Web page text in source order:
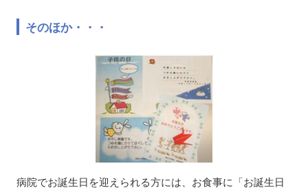
そのほか・・・
病院でお誕生日を迎えられる方には、お食事に「お誕生日